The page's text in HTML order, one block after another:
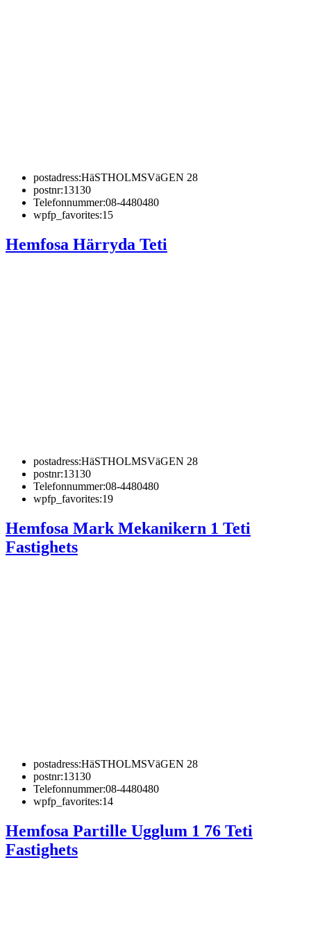
postadress:HäSTHOLMSVäGEN 28
postnr:13130
Telefonnummer:08-4480480
wpfp_favorites:15
Hemfosa Härryda Teti
postadress:HäSTHOLMSVäGEN 28
postnr:13130
Telefonnummer:08-4480480
wpfp_favorites:19
Hemfosa Mark Mekanikern 1 Teti
Fastighets
postadress:HäSTHOLMSVäGEN 28
postnr:13130
Telefonnummer:08-4480480
wpfp_favorites:14
Hemfosa Partille Ugglum 1 76 Teti
Fastighets